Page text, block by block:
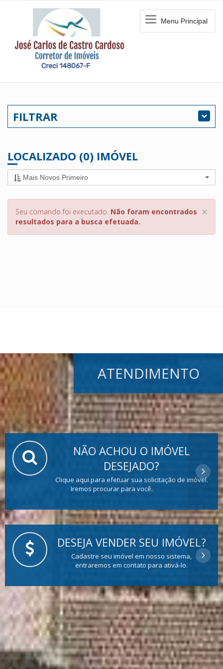
MenuMenu Principal
FILTRAR
LOCALIZADO (0) IMÓVEL
Mais Novos Primeiro
×
Seu comando foi executado. Não foram encontrados
resultados para a busca efetuada.
ATENDIMENTO
NÃO ACHOU O IMÓVEL
DESEJADO?
Clique aqui para efetuar sua solicitação de imóvel.
Iremos procurar para você.
DESEJA VENDER SEU IMÓVEL?
Cadastre seu imóvel em nosso sistema,
entraremos em contato para ativá-lo.